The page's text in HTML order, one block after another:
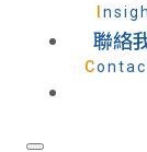
聯絡